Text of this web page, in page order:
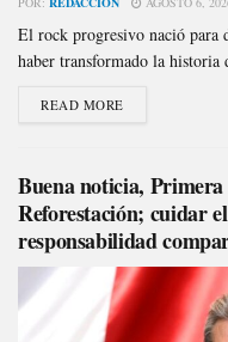
El rock progresivo nació para
haber transformado la historia
READ MORE
Buena noticia,
Reforestación; cuidar
responsabilidad